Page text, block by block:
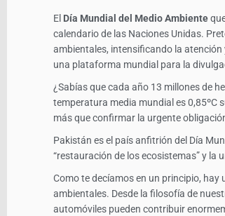
El Día Mundial del Medio Ambiente
calendario de las Naciones Unidas.
ambientales, intensificando la
una plataforma mundial para la
¿Sabías que cada año 13 millones de
temperatura media mundial es 0,85ºC
más que confirmar la urgente
Pakistán es el país anfitrión del Día
“restauración de los ecosistemas” y la
Como te decíamos en un principio,
ambientales. Desde la filosofía de
automóviles pueden contribuir